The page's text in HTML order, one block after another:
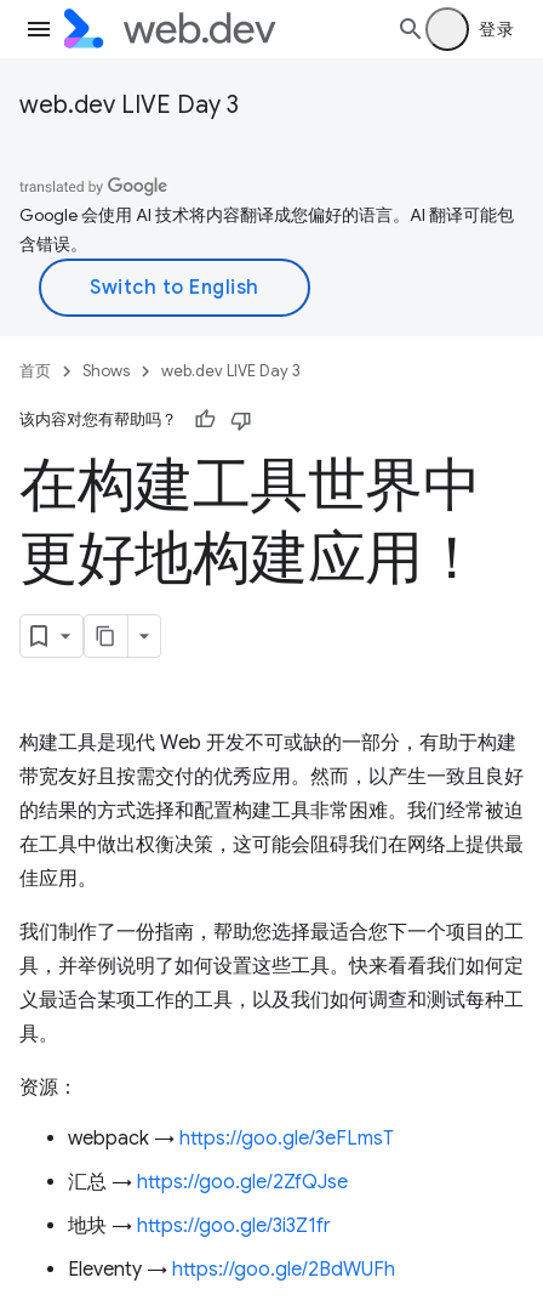
登录
web.dev LIVE Day 3
Google 会使用 AI 技术将内容翻译成您偏好的语言。AI 翻译可能包
含错误。
首页 Shows web.dev LIVE Day 3
该内容对您有帮助吗？
在构建工具世界中
更好地构建应用！
构建工具是现代 Web 开发不可或缺的一部分，有助于构建
带宽友好且按需交付的优秀应用。然而，以产生一致且良好
的结果的方式选择和配置构建工具非常困难。我们经常被迫
在工具中做出权衡决策，这可能会阻碍我们在网络上提供最
佳应用。
我们制作了一份指南，帮助您选择最适合您下一个项目的工
具，并举例说明了如何设置这些工具。快来看看我们如何定
义最适合某项工作的工具，以及我们如何调查和测试每种工
具。
资源：
webpack → https://goo.gle/3eFLmsT
汇总 → https://goo.gle/2ZfQJse
地块 → https://goo.gle/3i3Z1fr
Eleventy → https://goo.gle/2BdWUFh